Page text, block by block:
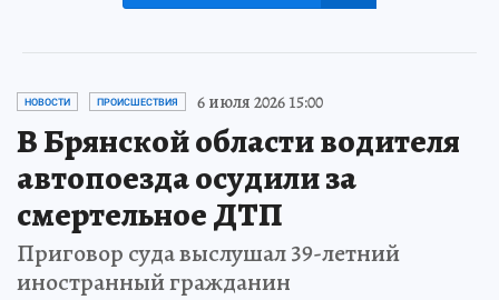
НОВОСТИ ПРОИСШЕСТВИЯ 6 июля 2026 15:00
В Брянской области водителя
автопоезда осудили за
смертельное ДТП
Приговор суда выслушал 39-летний
иностранный гражданин